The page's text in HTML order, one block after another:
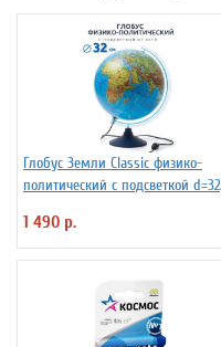
Глобус Земли Classic физико-
политический с подсветкой d=32
1 490 р.